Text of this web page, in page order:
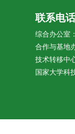
联系电话
综合办公室
合作与基地
技术转移中
国家大学科